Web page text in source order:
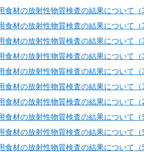
食材の放射性物質検査の結果について（
食材の放射性物質検査の結果について（
食材の放射性物質検査の結果について（
食材の放射性物質検査の結果について（
食材の放射性物質検査の結果について（
食材の放射性物質検査の結果について（
食材の放射性物質検査の結果について（2
食材の放射性物質検査の結果について（
食材の放射性物質検査の結果について（
食材の放射性物質検査の結果について（